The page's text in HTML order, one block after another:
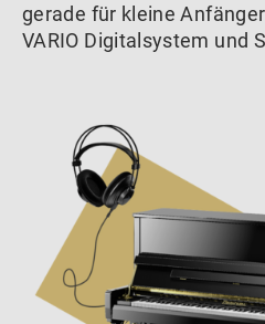
gerade für kleine
VARIO Digitalsystem und